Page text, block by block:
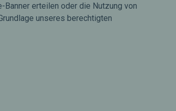
erteilen oder die Nutzung von
unseres berechtigten